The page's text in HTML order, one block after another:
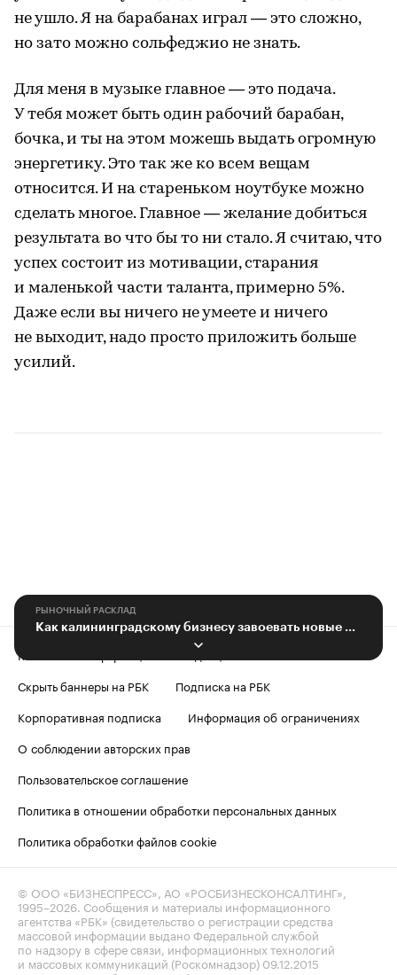
не ушло. Я на барабанах играл — это сложно,
но зато можно сольфеджио не знать.
Для меня в музыке главное — это подача.
У тебя может быть один рабочий барабан,
бочка, и ты на этом можешь выдать огромную
энергетику. Это так же ко всем вещам
относится. И на стареньком ноутбуке можно
сделать многое. Главное — желание добиться
результата во что бы то ни стало. Я считаю, что
успех состоит из мотивации, старания
и маленькой части таланта, примерно 5%.
Даже если вы ничего не умеете и ничего
не выходит, надо просто приложить больше
усилий.
РЫНОЧНЫЙ РАСКЛАД
Как калининградскому бизнесу завоевать новые рынки в России и за границей
Контактная информация
Редакция
Скрыть баннеры на РБК
Подписка на РБК
Корпоративная подписка
Информация об ограничениях
О соблюдении авторских прав
Пользовательское соглашение
Политика в отношении обработки персональных данных
Политика обработки файлов cookie
© ООО «БИЗНЕСПРЕСС», АО «РОСБИЗНЕСКОНСАЛТИНГ»,
1995–2026 . Сообщения и материалы информационного
агентства «РБК» (свидетельство о регистрации средства
массовой информации выдано Федеральной службой
по надзору в сфере связи, информационных технологий
и массовых коммуникаций (Роскомнадзор) 09.12.2015